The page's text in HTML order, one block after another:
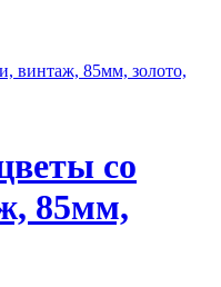
со
85мм,